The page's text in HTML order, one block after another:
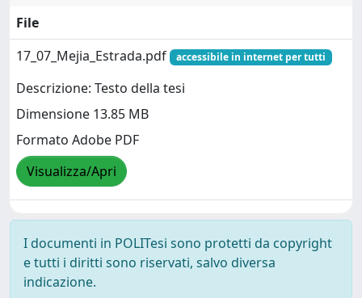
File
17_07_Mejia_Estrada.pdf
accessibile in internet per tutti
Descrizione: Testo della tesi
Dimensione 13.85 MB
Formato Adobe PDF
Visualizza/Apri
I documenti in POLITesi sono protetti da copyright
e tutti i diritti sono riservati, salvo diversa
indicazione.